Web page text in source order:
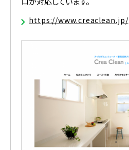
https://www.creaclean.jp/